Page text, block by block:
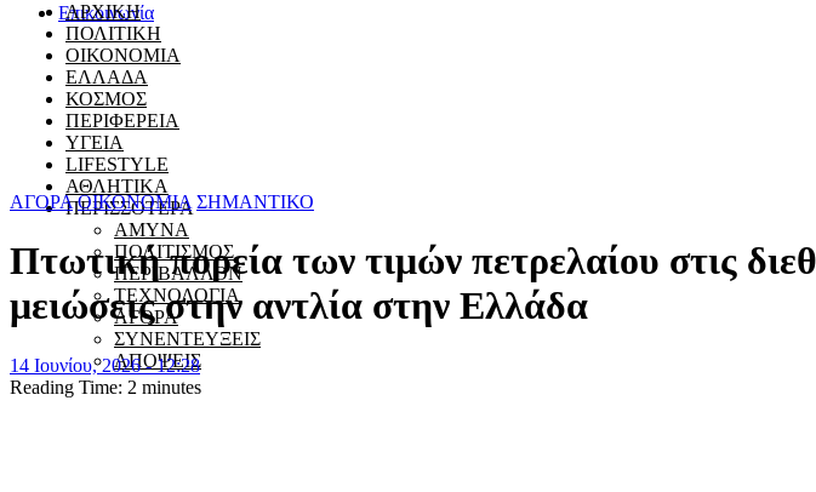
Επικοινωνία
ΑΡΧΙΚΗ
ΠΟΛΙΤΙΚΗ
ΟΙΚΟΝΟΜΙΑ
ΕΛΛΑΔΑ
ΚΟΣΜΟΣ
ΠΕΡΙΦΕΡΕΙΑ
ΥΓΕΙΑ
LIFESTYLE
ΑΘΛΗΤΙΚΑ
ΠΕΡΙΣΣΟΤΕΡΑ
ΑΜΥΝΑ
ΠΟΛΙΤΙΣΜΟΣ
ΠΕΡΙΒΑΛΛΟΝ
ΤΕΧΝΟΛΟΓΙΑ
ΑΓΟΡΑ
ΣΥΝΕΝΤΕΥΞΕΙΣ
ΑΠΟΨΕΙΣ
ΑΓΟΡΑ ΟΙΚΟΝΟΜΙΑ ΣΗΜΑΝΤΙΚΟ
Πτωτική πορεία των τιμών πετρελαίου στις
μειώσεις στην αντλία στην Ελλάδα
14 Ιουνίου, 2026 - 12:28
Reading Time: 2 minutes